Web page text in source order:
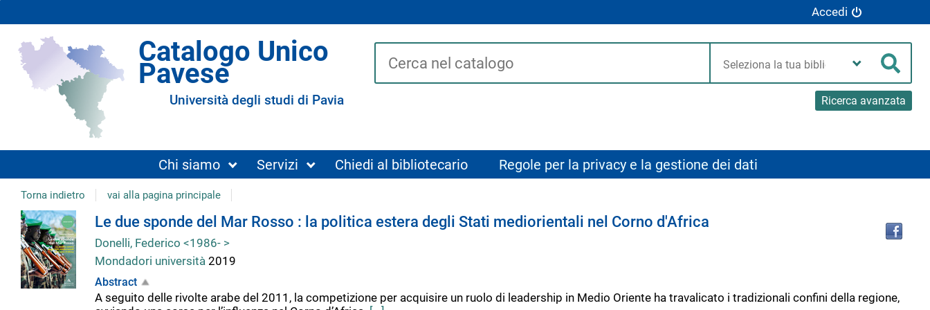
Accedi
Catalogo Unico
Pavese
Università degli studi di Pavia
Cerca su "Catalogo"
Cerca
Ricerca avanzata
Chi siamo Servizi Chiedi al bibliotecario Regole per la privacy e la gestione dei dati
Torna indietro vai alla pagina principale
Dettaglio
del
documento
Le due sponde del Mar Rosso : la politica estera degli Stati mediorientali nel Corno d'Africa
Donelli, Federico <1986- >
Mondadori università 2019
Abstract
A seguito delle rivolte arabe del 2011, la competizione per acquisire un ruolo di leadership in Medio Oriente ha travalicato i tradizionali confini della regione,